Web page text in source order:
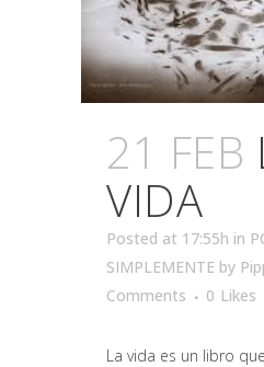
21 FEB
VIDA
Posted at 17:55h in
SIMPLEMENTE by
Comments
0 Likes
La vida es un libro